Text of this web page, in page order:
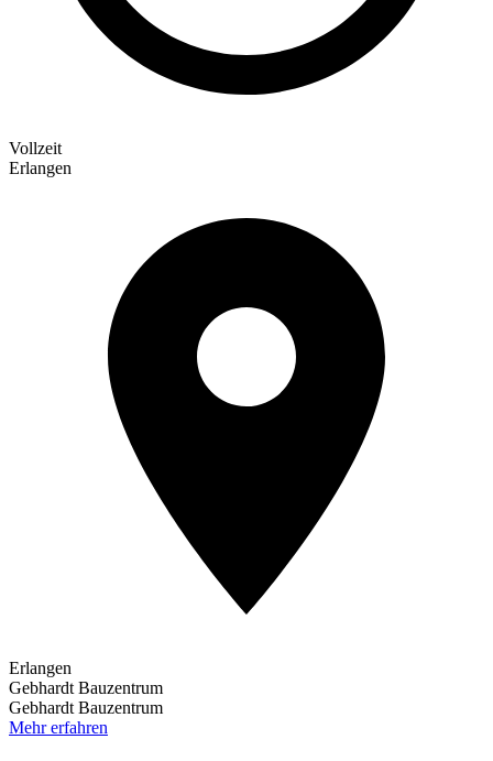
Vollzeit
Erlangen
Erlangen
Gebhardt Bauzentrum
Gebhardt Bauzentrum
Mehr erfahren